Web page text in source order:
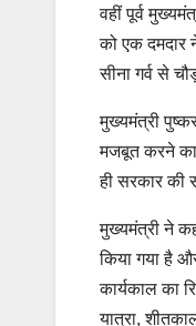
वहीं पूर्व
को एक दमदार
सीना गर्व से
मुख्यमंत्री
मजबूत करने का
ही सरकार की
मुख्यमंत्री ने
किया गया है
कार्यकाल का
यात्रा,